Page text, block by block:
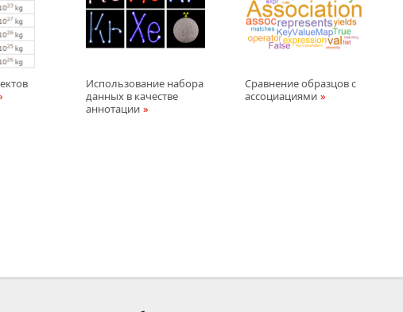
Использование наборa
данных в качестве
аннотации
Сравнение образцов с
ассоциациями